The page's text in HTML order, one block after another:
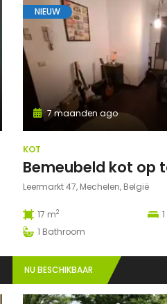
NIEUW
7 maanden ago
KOT
Leermarkt 47, Mechelen, België
17 m2 1
1 Bathroom
NU BESCHIKBAAR